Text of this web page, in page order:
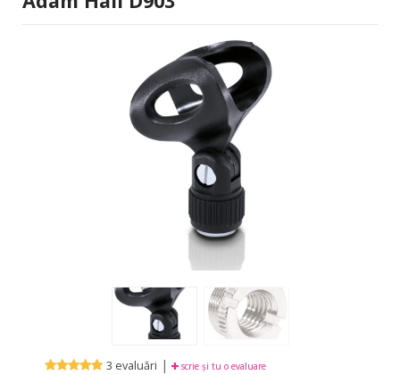
3 evaluări | scrie și tu o evaluare